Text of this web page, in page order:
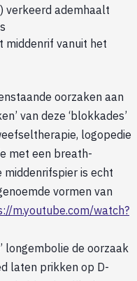
verkeerd ademhaalt
middenrif vanuit het
oorzaken aan
van deze ‘blokkades’
logopedie
met een breath-
is echt
vormen van
m.youtube.com/watch?
longembolie de oorzaak
laten prikken op D-